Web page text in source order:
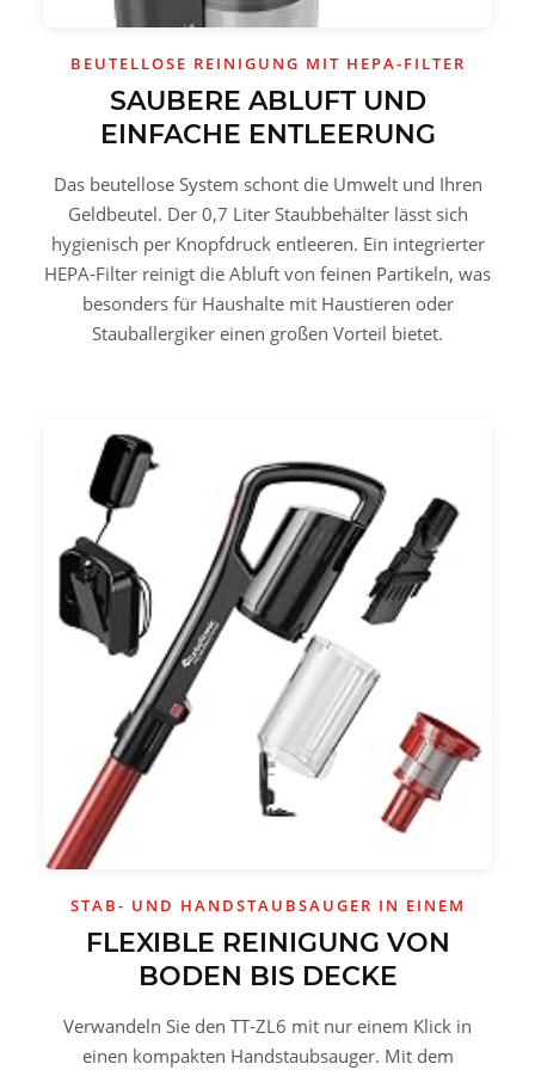
BEUTELLOSE REINIGUNG MIT HEPA-FILTER
SAUBERE ABLUFT UND
EINFACHE ENTLEERUNG
Das beutellose System schont die Umwelt und Ihren
Geldbeutel. Der 0,7 Liter Staubbehälter lässt sich
hygienisch per Knopfdruck entleeren. Ein integrierter
HEPA-Filter reinigt die Abluft von feinen Partikeln, was
besonders für Haushalte mit Haustieren oder
Stauballergiker einen großen Vorteil bietet.
STAB- UND HANDSTAUBSAUGER IN EINEM
FLEXIBLE REINIGUNG VON
BODEN BIS DECKE
Verwandeln Sie den TT-ZL6 mit nur einem Klick in
einen kompakten Handstaubsauger. Mit dem